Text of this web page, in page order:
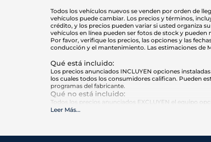
Todos los vehículos nuevos se venden por orden de
vehículos puede cambiar. Los precios y términos,
crédito, y los precios pueden variar si usted organiza
vehículos en línea pueden ser fotos de stock y
Por favor, verifique los precios, las opciones y las
conducción y el mantenimiento. Las estimaciones de
Qué está incluido:
Los precios anunciados INCLUYEN opciones
los cuales todos los consumidores califican. Pueden
programas del fabricante.
Qué no está incluido:
Todos los precios anunciados EXCLUYEN el equipo
Autoplex, e impuestos estatales y locales, etiquetas,
Leer Más...